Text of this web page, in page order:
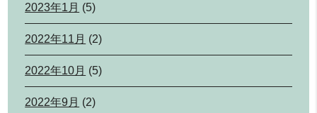
2023年1月 (5)
2022年11月 (2)
2022年10月 (5)
2022年9月 (2)